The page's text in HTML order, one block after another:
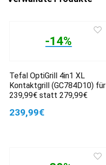
-14%
Tefal OptiGrill 4in1 XL
Kontaktgrill (GC784D10) für
239,99€ statt 279,99€
239,99€